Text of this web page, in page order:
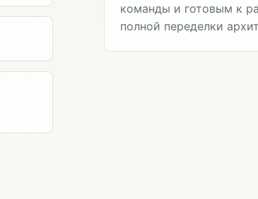
команды и готовым к
полной переделки